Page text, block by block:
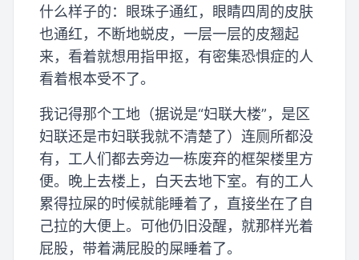
什么样子的：眼珠子通红，眼睛四周的皮肤
也通红，不断地蜕皮，一层一层的皮翘起
来，看着就想用指甲抠，有密集恐惧症的人
看着根本受不了。
我记得那个工地（据说是“妇联大楼”，是区
妇联还是市妇联我就不清楚了）连厕所都没
有，工人们都去旁边一栋废弃的框架楼里方
便。晚上去楼上，白天去地下室。有的工人
累得拉屎的时候就能睡着了，直接坐在了自
己拉的大便上。可他仍旧没醒，就那样光着
屁股，带着满屁股的屎睡着了。